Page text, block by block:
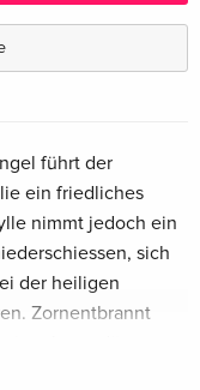
EUR 42,99
EUR 67,49
führt der
ein friedliches
nimmt jedoch ein
sich
der heiligen
Zornentbrannt
um auf